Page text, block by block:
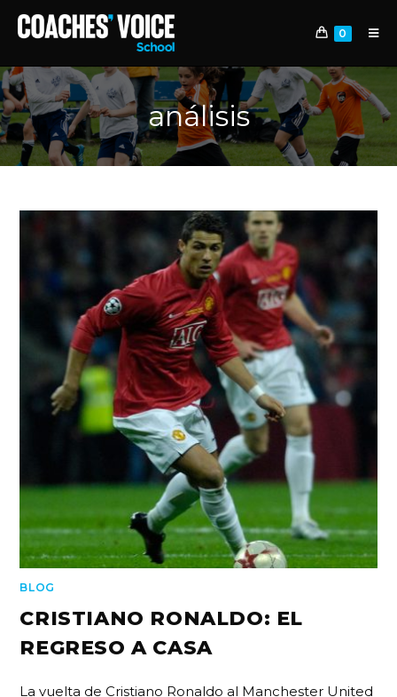
0
análisis
BLOG
CRISTIANO RONALDO: EL
REGRESO A CASA
La vuelta de Cristiano Ronaldo al Manchester United